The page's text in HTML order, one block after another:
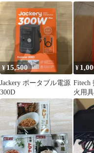
製
2022
未使用
¥15,500
Jackery ポータブル電源
300D
¥
Fitech
火用